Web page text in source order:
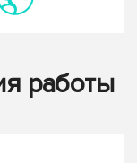
работы